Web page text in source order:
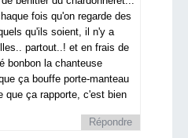
fois qu'on regarde des
qu'ils soient, il n'y a
partout..! et en frais de
bonbon la chanteuse
ça bouffe porte-manteau
que ça rapporte, c'est bien
Répondre